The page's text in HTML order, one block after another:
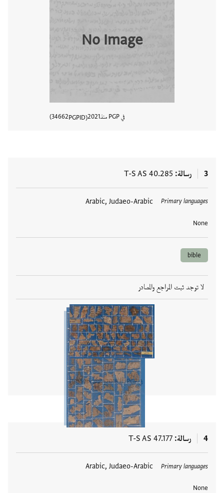
No Image
في PGP منذ 2021
PGPID
34662
3 رسالة T-S AS 40.285
Primary languages
Arabic, Judaeo-Arabic
None
العلامات
bible
لا توجد ثبت المراجع والمصادر
في PGP منذ 2018
PGPID
18550
4 رسالة T-S AS 47.177
Primary languages
Arabic, Judaeo-Arabic
None
العلامات